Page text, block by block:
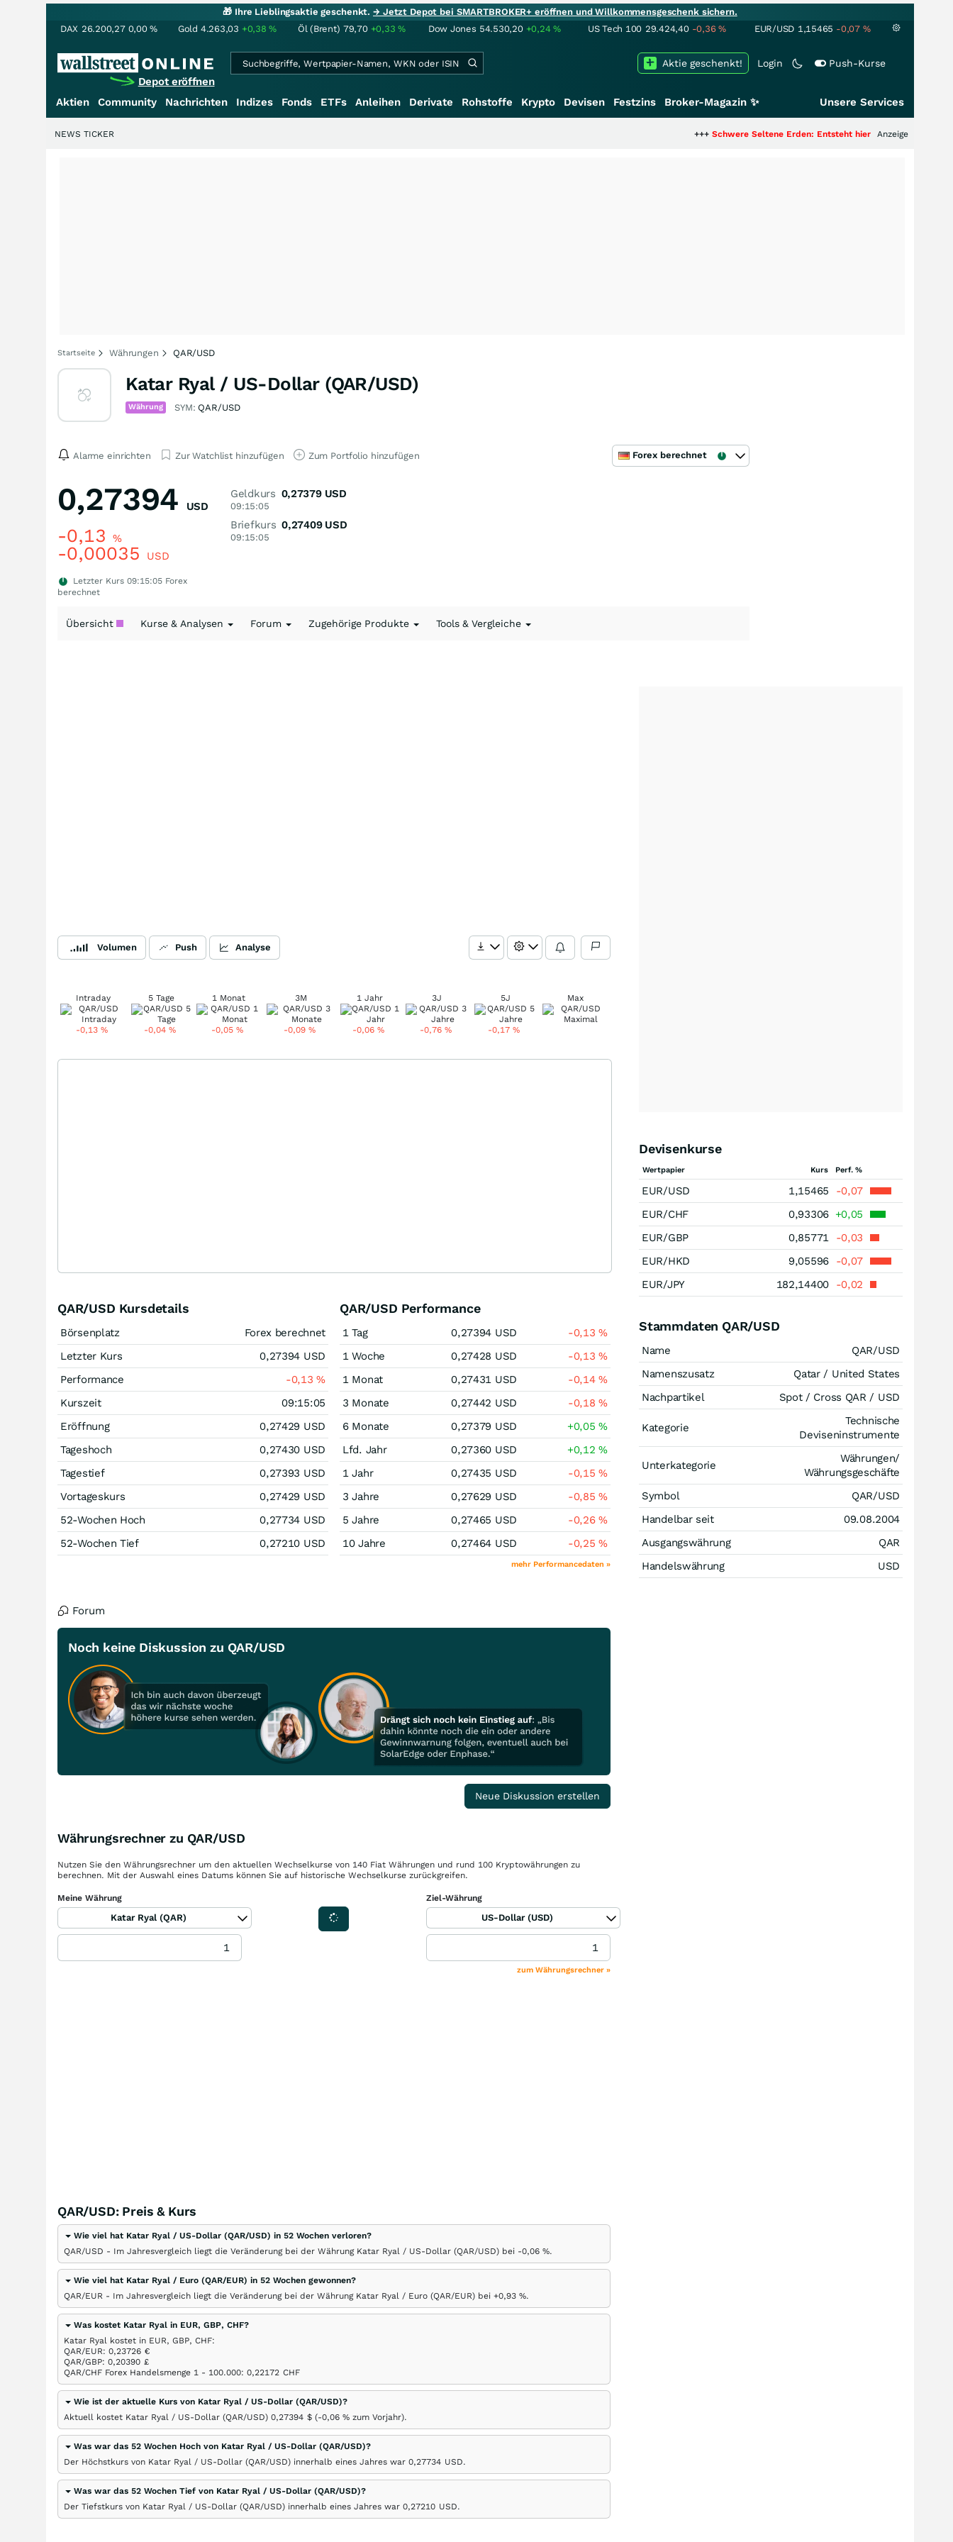
🎁 Ihre Lieblingsaktie geschenkt.→ Jetzt Depot bei SMARTBROKER+ eröffnen und Willkommensgeschenk sichern.
DAX 26.200,27 0,00% Gold 4.263,03 +0,38% Öl (Brent) 79,70 +0,33% Dow Jones 54.530,20 +0,24% US Tech 100 29.424,40 -0,36% EUR/USD 1,15465 -0,07 %
Depot eröffnen
Login Push-Kurse
Aktie geschenkt!
Aktien Community Nachrichten Indizes Fonds ETFs Anleihen Derivate Rohstoffe Krypto Devisen Festzins Broker-Magazin ✨ Unsere Services
Schwere Seltene Erden: Entsteht hier die nächste Milliardenstory?
Anzeige
NEWS TICKER
Startseite Währungen QAR/USD
Katar Ryal / US-Dollar (QAR/USD)
Währung SYM: QAR/USD
Alarme einrichten Zur Watchlist hinzufügen Zum Portfolio hinzufügen Forex berechnet
0,27394 USD
-0,13 %
-0,00035 USD
Letzter Kurs 09:15:05 Forex
berechnet
Geldkurs
09:15:05
0,27379 USD
Briefkurs
09:15:05
0,27409 USD
Übersicht Kurse & Analysen Forum Zugehörige Produkte Tools & Vergleiche
Volumen Push Analyse
Intraday
-0,13 %
5 Tage
-0,04 %
1 Monat
-0,05%
3M
-0,09 %
1 Jahr
-0,06%
3J
-0,76 %
5J
-0,17%
Max
QAR/USD Kursdetails
Börsenplatz
Forex berechnet
Letzter Kurs
0,27394 USD
Performance
-0,13%
Kurszeit
09:15:05
Eröffnung
0,27429 USD
Tageshoch
0,27430 USD
Tagestief
0,27393 USD
Vortageskurs
0,27429 USD
52-Wochen Hoch
0,27734 USD
52-Wochen Tief
0,27210 USD
QAR/USD Performance
1 Tag 0,27394 USD -0,13%
1 Woche
0,27428 USD -0,13%
1 Monat
0,27431 USD -0,14%
3 Monate
0,27442 USD -0,18%
6 Monate
0,27379 USD +0,05%
Lfd. Jahr
0,27360 USD +0,12%
1 Jahr
0,27435 USD -0,15%
3 Jahre
0,27629 USD -0,85%
5 Jahre
0,27465 USD -0,26%
10 Jahre
0,27464 USD -0,25%
mehr Performancedaten »
Forum
Noch keine Diskussion zu QAR/USD
Neue Diskussion erstellen
Währungsrechner zu QAR/USD
Nutzen Sie den Währungsrechner um den aktuellen Wechselkurse von 140 Fiat Währungen und rund 100 Kryptowährungen zu
berechnen. Mit der Auswahl eines Datums können Sie auf historische Wechselkurse zurückgreifen.
Meine Währung
Katar Ryal (QAR)
Ziel-Währung
US-Dollar (USD)
zum Währungsrechner »
QAR/USD: Preis & Kurs
Wie viel hat Katar Ryal / US-Dollar (QAR/USD) in 52 Wochen verloren?
QAR/USD - Im Jahresvergleich liegt die Veränderung bei der Währung Katar Ryal / US-Dollar (QAR/USD) bei -0,06 %.
Wie viel hat Katar Ryal / Euro (QAR/EUR) in 52 Wochen gewonnen?
QAR/EUR - Im Jahresvergleich liegt die Veränderung bei der Währung Katar Ryal / Euro (QAR/EUR) bei +0,93 %.
Was kostet Katar Ryal in EUR, GBP, CHF?
Katar Ryal kostet in EUR, GBP, CHF:
QAR/EUR: 0,23726 €
QAR/GBP: 0,20390 £
QAR/CHF Forex Handelsmenge 1 - 100.000: 0,22172 CHF
Wie ist der aktuelle Kurs von Katar Ryal / US-Dollar (QAR/USD)?
Aktuell kostet Katar Ryal / US-Dollar (QAR/USD) 0,27394 $ (-0,06 % zum Vorjahr).
Was war das 52 Wochen Hoch von Katar Ryal / US-Dollar (QAR/USD)?
Der Höchstkurs von Katar Ryal / US-Dollar (QAR/USD) innerhalb eines Jahres war 0,27734 USD.
Was war das 52 Wochen Tief von Katar Ryal / US-Dollar (QAR/USD)?
Der Tiefstkurs von Katar Ryal / US-Dollar (QAR/USD) innerhalb eines Jahres war 0,27210 USD.
Devisenkurse
Wertpapier Kurs Perf. %
EUR/USD 1,15465
-0,07
EUR/CHF
0,93306 +0,05
EUR/GBP
0,85771
-0,03
EUR/HKD
9,05596
-0,07
EUR/JPY
182,14400 -0,02
Stammdaten QAR/USD
Name
QAR/USD
Namenszusatz
Qatar / United States
Nachpartikel
Spot / Cross QAR / USD
Kategorie
Technische
Deviseninstrumente
Unterkategorie
Währungen/
Währungsgeschäfte
Symbol
QAR/USD
Handelbar seit
09.08.2004
Ausgangswährung
QAR
Handelswährung
USD